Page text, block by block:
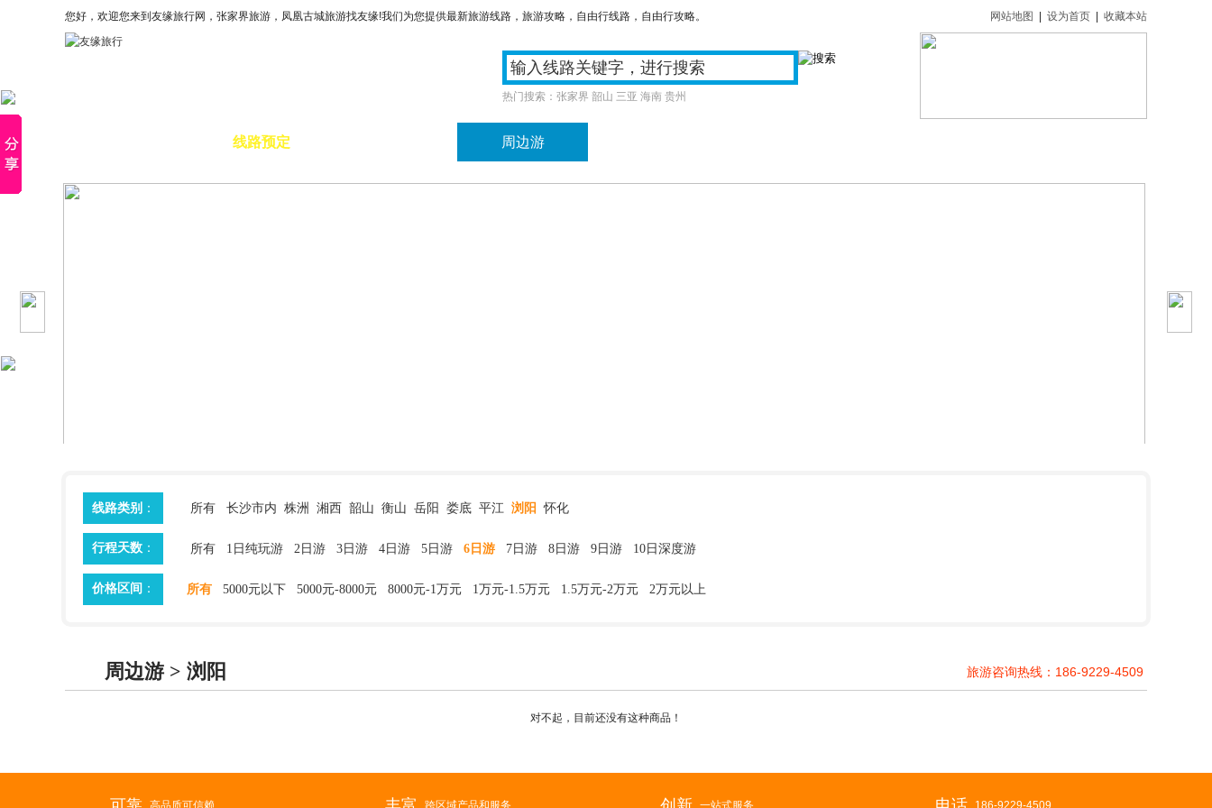
您好，欢迎您来到友缘旅行网，张家界旅游，凤凰古城旅游找友缘!我们为您提供最新旅游线路，旅游攻略，自由行线路，自由行攻略。 网站地图 设为首页 收藏本站
热门搜索： 张家界 韶山 三亚 海南 贵州
线路预定 周边游
线路类别 ： 所有 长沙市内 株洲 湘西 韶山 衡山 岳阳 娄底 平江 浏阳 怀化
行程天数： 所有 1日纯玩游 2日游 3日游 4日游 5日游 6日游 7日游 8日游 9日游 10日深度游
价格区间 ： 所有 5000元以下 5000元-8000元 8000元-1万元 1万元-1.5万元 1.5万元-2万元 2万元以上
周边游 > 浏阳 旅游咨询热线：186-9229-4509
对不起，目前还没有这种商品！
高品质可信赖 跨区域产品和服务 一站式服务 186-9229-4509
×